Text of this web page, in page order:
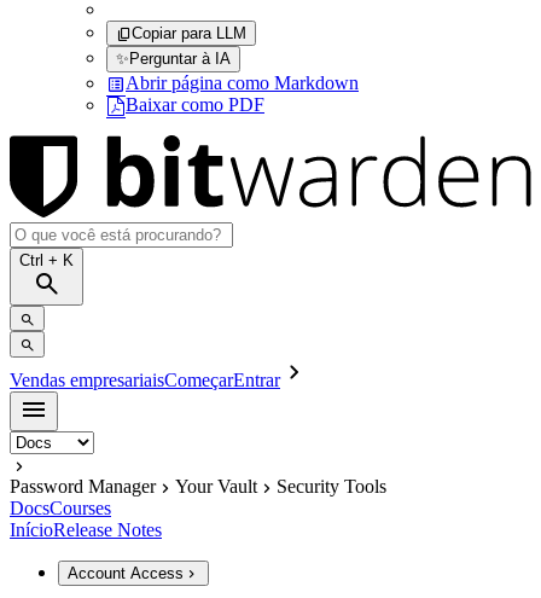
Copiar para LLM
✨Perguntar à IA
Abrir página como Markdown
Baixar como PDF
Ctrl + K
Vendas empresariaisComeçarEntrar
Password Manager Your Vault
Security Tools
DocsCourses
InícioRelease Notes
Account Access